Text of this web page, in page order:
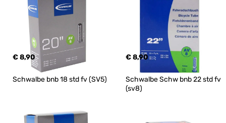
€ 8,90 € 8,90
Schwalbe bnb 18 std fv (SV5)
Schwalbe Schw bnb 22 std fv
(sv8)